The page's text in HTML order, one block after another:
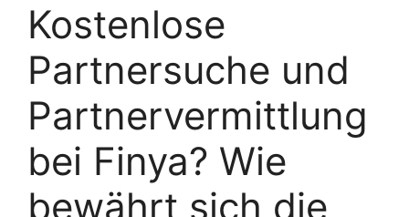
Kostenlose
Partnersuche und
Partnervermittlung
bei Finya? Wie
bewährt sich die